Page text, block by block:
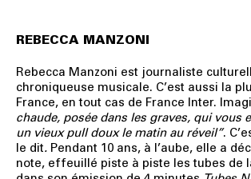
REBECCA MANZONI
Rebecca Manzoni est journaliste
chroniqueuse musicale. C’est aussi la
France, en tout cas de France Inter.
chaude, posée dans les graves, qui vous
un vieux pull doux le matin au réveil”.
le dit. Pendant 10 ans, à l’aube, elle a
note, effeuillé piste à piste les tubes de